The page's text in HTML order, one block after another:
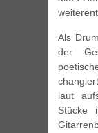
Als
der
laut
Stücke